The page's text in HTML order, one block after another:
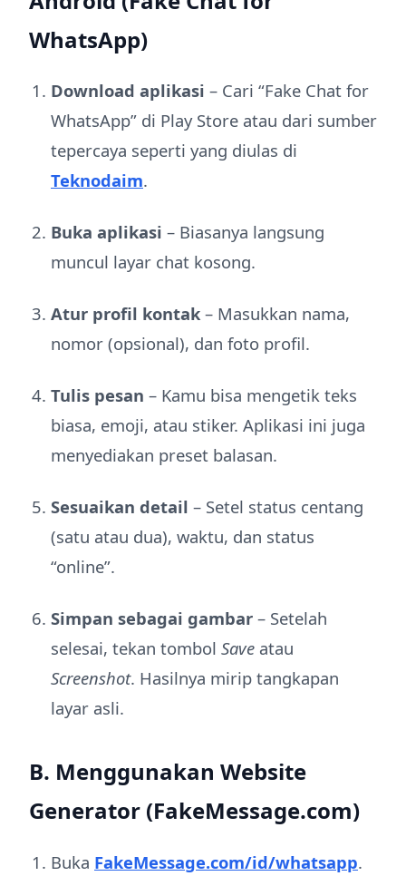
WhatsApp)
Download aplikasi – Cari “Fake Chat for
WhatsApp” di Play Store atau dari sumber
tepercaya seperti yang diulas di
Teknodaim.
Buka aplikasi – Biasanya langsung
muncul layar chat kosong.
Atur profil kontak – Masukkan nama,
nomor (opsional), dan foto profil.
Tulis pesan – Kamu bisa mengetik teks
biasa, emoji, atau stiker. Aplikasi ini juga
menyediakan preset balasan.
Sesuaikan detail – Setel status centang
(satu atau dua), waktu, dan status
“online”.
Simpan sebagai gambar – Setelah
selesai, tekan tombol Save atau
Screenshot. Hasilnya mirip tangkapan
layar asli.
B. Menggunakan Website
Generator (FakeMessage.com)
Buka FakeMessage.com/id/whatsapp.